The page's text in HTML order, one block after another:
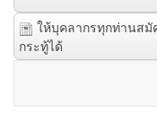
ให้บุคลากรทุกท่านสมั
กระทู้ได้